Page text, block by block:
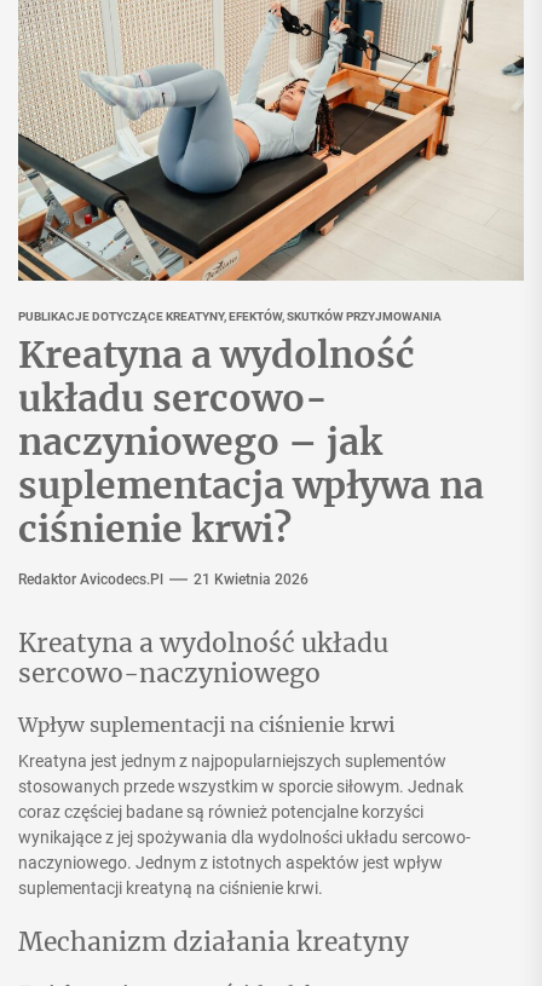
PUBLIKACJE DOTYCZĄCE KREATYNY, EFEKTÓW, SKUTKÓW PRZYJMOWANIA
Kreatyna a wydolność
układu sercowo-
naczyniowego – jak
suplementacja wpływa na
ciśnienie krwi?
Redaktor Avicodecs.pl 21 Kwietnia 2026
Kreatyna a wydolność układu
sercowo-naczyniowego
Wpływ suplementacji na ciśnienie krwi
Kreatyna jest jednym z najpopularniejszych suplementów
stosowanych przede wszystkim w sporcie siłowym. Jednak
coraz częściej badane są również potencjalne korzyści
wynikające z jej spożywania dla wydolności układu sercowo-
naczyniowego. Jednym z istotnych aspektów jest wpływ
suplementacji kreatyną na ciśnienie krwi.
Mechanizm działania kreatyny